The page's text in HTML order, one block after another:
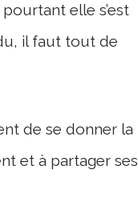
elle s’est
il faut tout de
de se donner la
et à partager ses